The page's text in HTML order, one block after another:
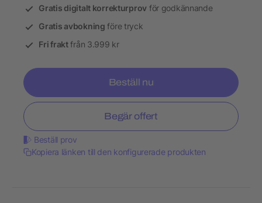
Gratis digitalt korrekturprov för godkännande
Gratis avbokning före tryck
Fri fraktfrån 3.999 kr
Beställ nu
Begär offert
Beställ prov
Kopiera länken till den konfigurerade produkten